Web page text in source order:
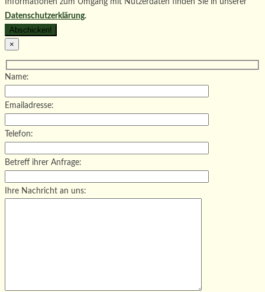
Datenschutzerklärung.
×
Name:
Emailadresse:
Telefon:
Betreff ihrer Anfrage:
Ihre Nachricht an uns: